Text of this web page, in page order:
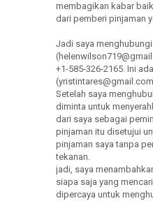
membagikan kabar
dari pemberi pinjaman
Jadi saya
+1-585-326-2165. Ini
Setelah saya
diminta untuk
dari saya sebagai
pinjaman itu disetujui
pinjaman saya tanpa
tekanan.
jadi, saya
siapa saja yang
dipercaya untuk